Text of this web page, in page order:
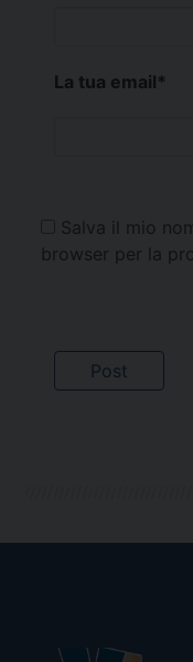
La tua email*
Salva il mio
browser per la